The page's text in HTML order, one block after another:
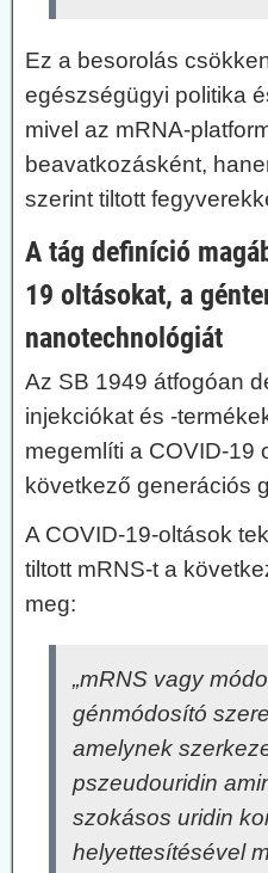
Ez a besorolás
egészségügyi politika
mivel az mRNA-
beavatkozásként,
szerint tiltott
A tág definíció
19 oltásokat, a
nanotechnológiát
Az SB 1949 átfogóan
injekciókat és -
megemlíti a COVID-19
következő generációs
A COVID-19-oltások
tiltott mRNS-t a
meg:
„mRNS vagy
génmódosító
amelynek
pszeudouridin
szokásos uridin
helyettesítésével